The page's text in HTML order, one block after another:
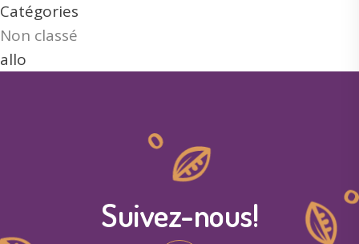
Catégories
Non classé
allo
Suivez-nous!